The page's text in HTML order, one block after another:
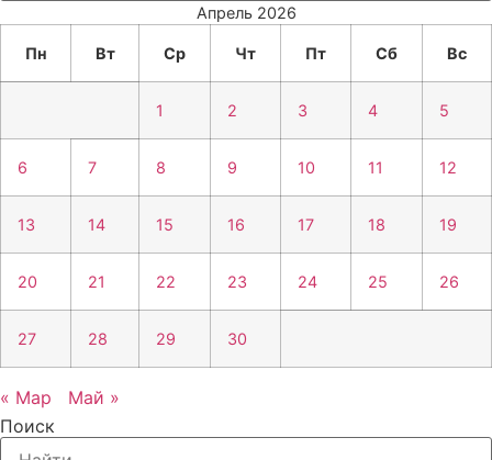
Апрель 2026
Пн Вт Ср Чт Пт Сб Вс
1 2 3 4 5
6 7 8 9 10 11 12
13 14 15 16 17 18 19
20 21 22 23 24 25 26
27 28 29 30
« Мар
Май »
Поиск